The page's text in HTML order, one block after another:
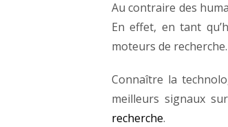
Au contraire des
En effet, en tant
moteurs de
Connaître la
meilleurs signaux
recherche.